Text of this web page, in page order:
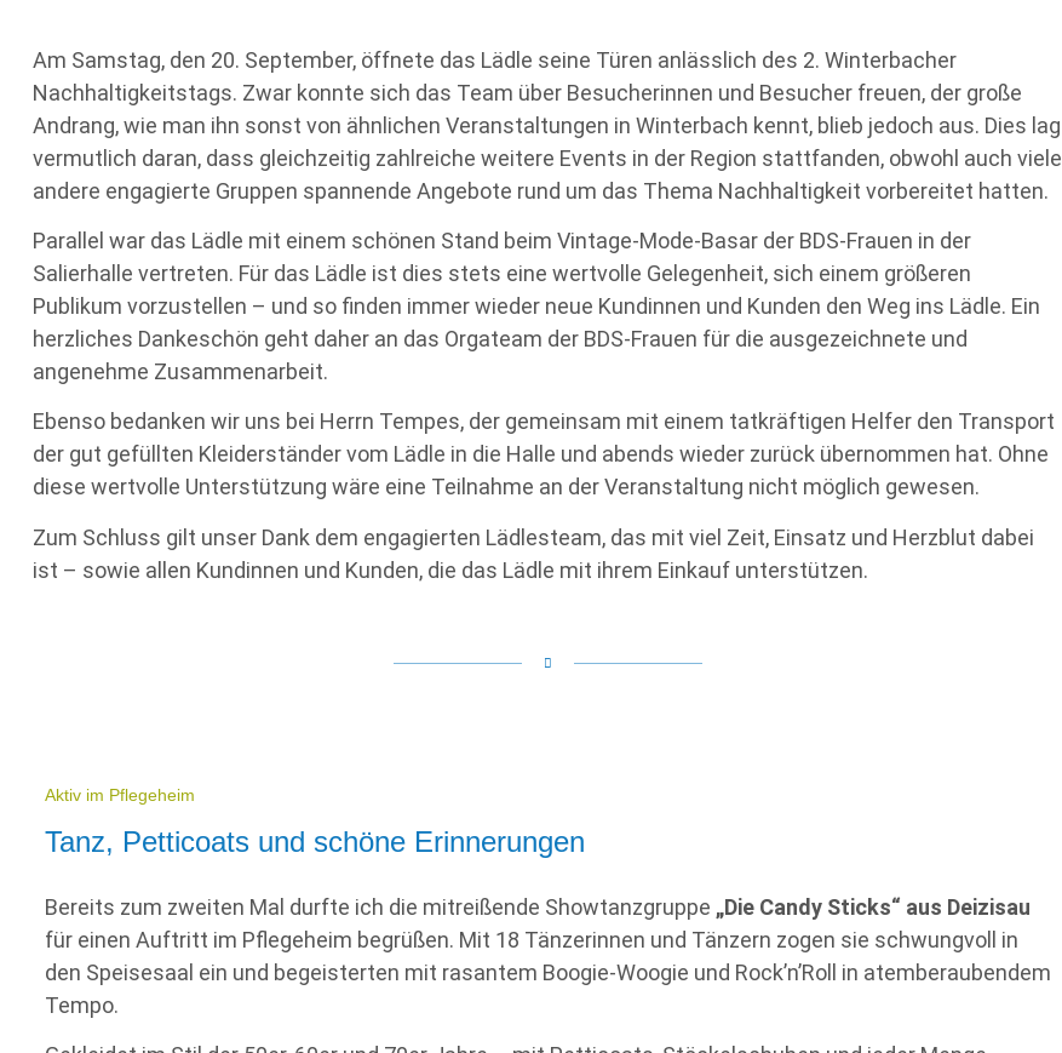
Am Samstag, den 20. September, öffnete das Lädle seine Türen anlässlich des 2. Winterbacher
Nachhaltigkeitstags. Zwar konnte sich das Team über Besucherinnen und Besucher freuen, der große
Andrang, wie man ihn sonst von ähnlichen Veranstaltungen in Winterbach kennt, blieb jedoch aus. Dies lag
vermutlich daran, dass gleichzeitig zahlreiche weitere Events in der Region stattfanden, obwohl auch viele
andere engagierte Gruppen spannende Angebote rund um das Thema Nachhaltigkeit vorbereitet hatten.
Parallel war das Lädle mit einem schönen Stand beim Vintage-Mode-Basar der BDS-Frauen in der
Salierhalle vertreten. Für das Lädle ist dies stets eine wertvolle Gelegenheit, sich einem größeren
Publikum vorzustellen – und so finden immer wieder neue Kundinnen und Kunden den Weg ins Lädle. Ein
herzliches Dankeschön geht daher an das Orgateam der BDS-Frauen für die ausgezeichnete und
angenehme Zusammenarbeit.
Ebenso bedanken wir uns bei Herrn Tempes, der gemeinsam mit einem tatkräftigen Helfer den Transport
der gut gefüllten Kleiderständer vom Lädle in die Halle und abends wieder zurück übernommen hat. Ohne
diese wertvolle Unterstützung wäre eine Teilnahme an der Veranstaltung nicht möglich gewesen.
Zum Schluss gilt unser Dank dem engagierten Lädlesteam, das mit viel Zeit, Einsatz und Herzblut dabei
ist – sowie allen Kundinnen und Kunden, die das Lädle mit ihrem Einkauf unterstützen.
Aktiv im Pflegeheim
Tanz, Petticoats und schöne Erinnerungen
Bereits zum zweiten Mal durfte ich die mitreißende Showtanzgruppe „Die Candy Sticks“ aus Deizisau
für einen Auftritt im Pflegeheim begrüßen. Mit 18 Tänzerinnen und Tänzern zogen sie schwungvoll in
den Speisesaal ein und begeisterten mit rasantem Boogie-Woogie und Rock’n’Roll in atemberaubendem
Tempo.